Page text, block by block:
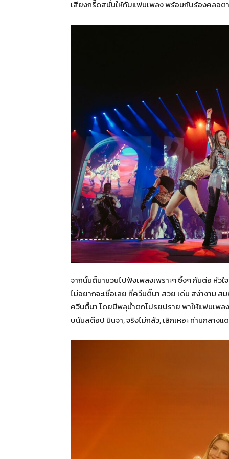
เสียงกรี๊ดสนั่นให้กับแฟนเพลง พร้อมกับร้องคลอต
จากนั้นติ๊นาชวนไปฟังเพลงเพราะๆ ซึ้งๆ กันต่อ หัว
ไม่อยากจะเชื่อเลย ที่ควีนติ๊นา สวย เด่น สง่างา
ควีนติ๊นา โดยมีพลุน้ำตกโปรยปราย พาให้แฟนเพ
บนันสต๊อป นินจา, จริงไม่กลัว, เลิกเหอะ ท่ามกลาง